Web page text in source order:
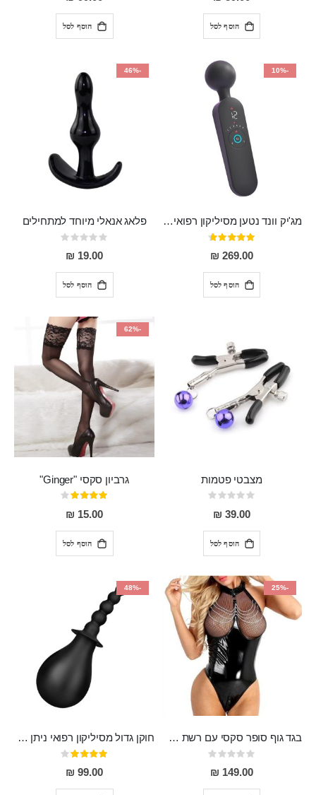
הוסף לסל הוסף לסל
-10%
מג'יק וונד נטען מסיליקון רפואי חזק בעל 12 מצבי רטט ו6 מהירויות שונות ROMI
דירוג:
93%
269.00 ₪
הוסף לסל
-46%
פלאג אנאלי מיוחד למתחילים
Rating:
0%
19.00 ₪
הוסף לסל
מצבטי פטמות
Rating:
0%
39.00 ₪
הוסף לסל
-62%
גרביון סקסי "Ginger"
דירוג:
80%
15.00 ₪
הוסף לסל
-25%
בגד גוף סופר סקסי עם רשת שקופה בחזה ושרשרות מלמעלה וריצרץ מלמטה Pan במפשעה
Rating:
0%
149.00 ₪
-48%
חוקן גדול מסיליקון רפואי ניתן לשימוש גם כפלאג וגם כחרוזים אנאלים
דירוג:
80%
99.00 ₪